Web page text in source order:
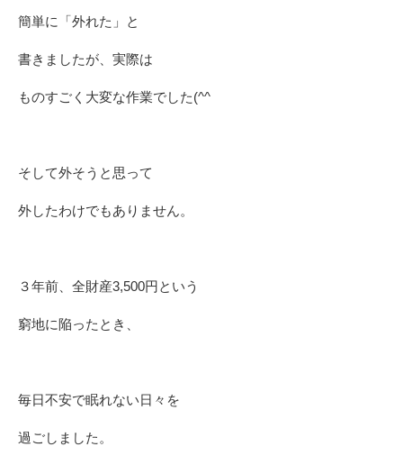
簡単に「外れた」と
書きましたが、実際は
ものすごく大変な作業でした(^^ゞ
そして外そうと思って
外したわけでもありません。
３年前、全財産3,500円という
窮地に陥ったとき、
毎日不安で眠れない日々を
過ごしました。